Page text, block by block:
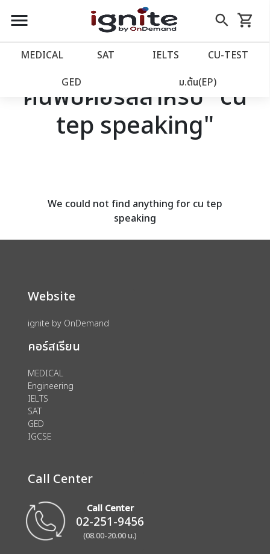
close
account_balance หน้าแรก
เว็บไซต์อิกไนท์
โปรโมชั่น
menu search
Skip
to
shopping_cart
รถเข็น
MEDICAL SAT IELTS CU‑TEST
GED ม.ต้น(EP)
ค้นพบคอร์สสำหรับ "cu
tep speaking"
We could not find anything for cu tep
speaking
Website
ignite by OnDemand
คอร์สเรียน
MEDICAL
Engineering
IELTS
SAT
GED
IGCSE
Call Center
Call Center
02-251-9456
(08.00-20.00 น.)